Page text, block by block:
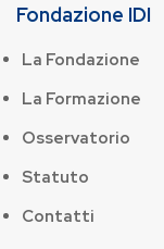
Fondazione IDI
La Fondazione
La Formazione
Osservatorio
Statuto
Contatti